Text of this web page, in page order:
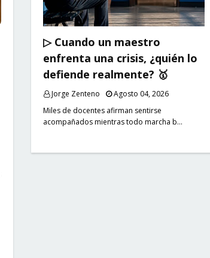
▷ Cuando un maestro
enfrenta una crisis, ¿quién lo
defiende realmente? 🥇
Jorge Zenteno
Agosto 04, 2026
Miles de docentes afirman sentirse
acompañados mientras todo marcha b…